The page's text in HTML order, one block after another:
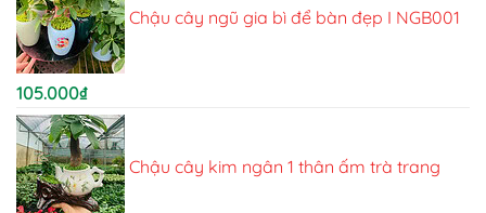
Chậu cây ngũ gia bì để bàn đẹp I NGB001
105.000₫
Chậu cây kim ngân 1 thân ấm trà trang